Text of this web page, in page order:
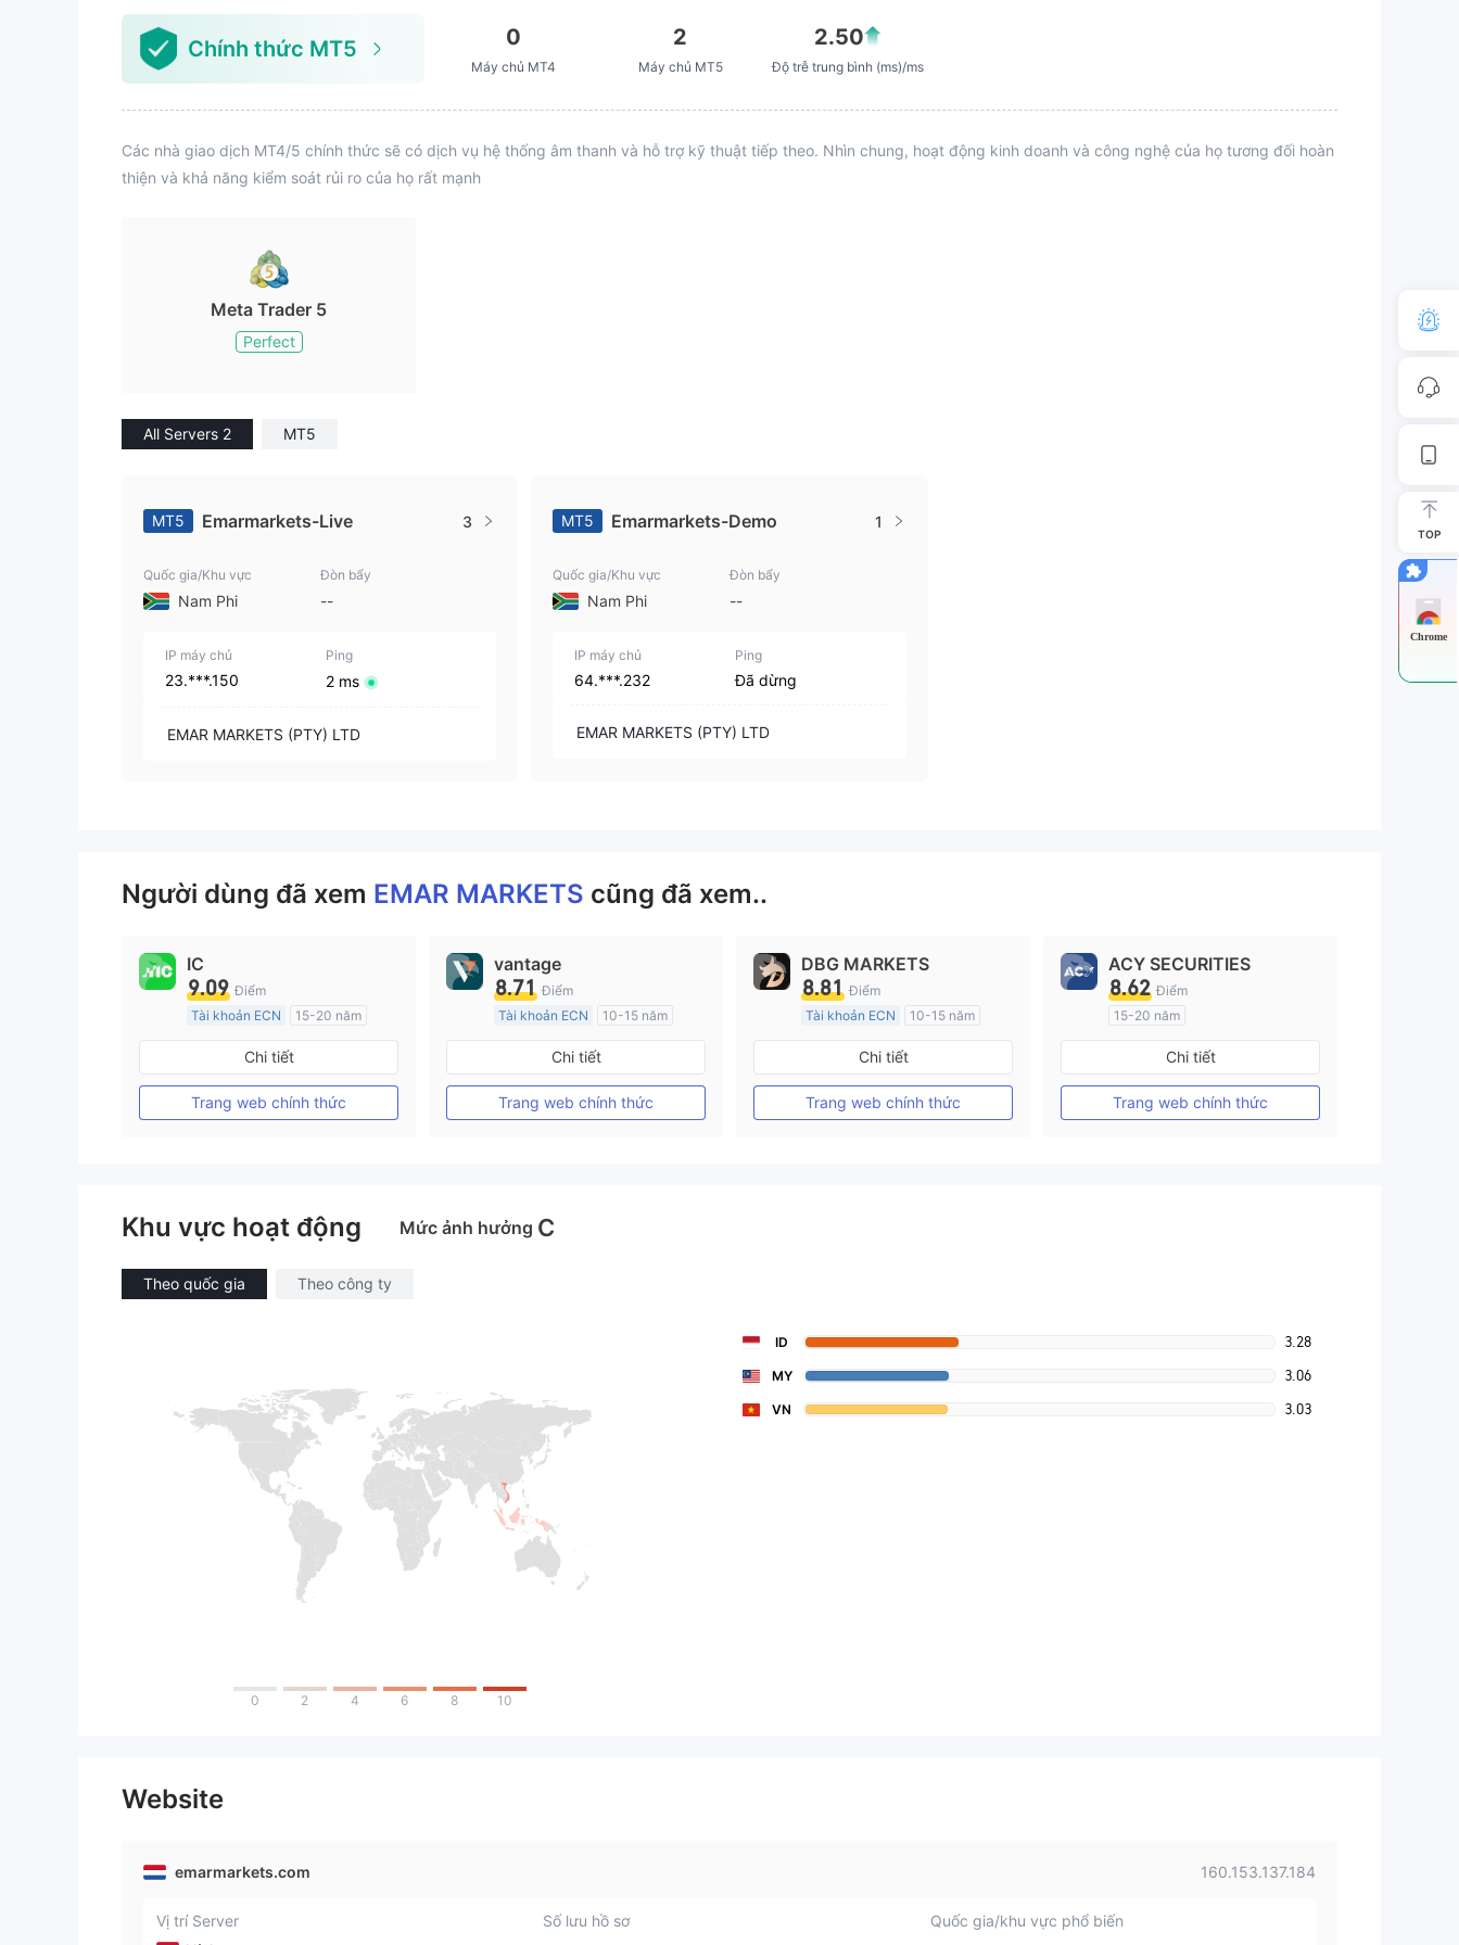
dịch với Sàn giao dịch này.
Chính thức MT5 0
Máy chủ MT4
2
Máy chủ MT5
2.50
Độ trễ trung bình (ms)/ms
Các nhà giao dịch MT4/5 chính thức sẽ có dịch vụ hệ thống âm thanh và hỗ trợ kỹ thuật tiếp theo. Nhìn chung, hoạt động kinh doanh và công nghệ của họ tương đối hoàn
thiện và khả năng kiểm soát rủi ro của họ rất mạnh
Meta Trader 5
Perfect
All Servers 2 MT5
MT5 Emarmarkets-Live 3
Quốc gia/Khu vực
Nam Phi
Đòn bẩy
--
IP máy chủ
23.***.150
Ping
2 ms
EMAR MARKETS (PTY) LTD
MT5 Emarmarkets-Demo 1
Quốc gia/Khu vực
Nam Phi
Đòn bẩy
--
IP máy chủ
64.***.232
Ping
Đã dừng
EMAR MARKETS (PTY) LTD
Người dùng đã xem EMAR MARKETS cũng đã xem..
IC
9.09 Điểm
Tài khoản ECN
15-20 năm
Đăng ký tại Nước Úc
MT4 Chính thức
Chi tiết
Trang web chính thức
vantage
8.71 Điểm
Tài khoản ECN
10-15 năm
Đăng ký tại Nước Úc
MT4 Chính thức
Chi tiết
Trang web chính thức
DBG MARKETS
8.81 Điểm
Tài khoản ECN
10-15 năm
Đăng ký tại Nước Úc
MT4 Chính thức
Chi tiết
Trang web chính thức
ACY SECURITIES
8.62 Điểm
15-20 năm
Đăng ký tại Nước Úc
MT4 Chính thức
Chi tiết
Trang web chính thức
Khu vực hoạt động Mức ảnh hưởng C
Theo quốc gia Theo công ty
0 2 4 6 8 10
ID 3.28
MY 3.06
VN 3.03
Website
emarmarkets.com 160.153.137.184
Vị trí Server
Số lưu hồ sơ
Quốc gia/khu vực phổ biến
TOP
Chrome